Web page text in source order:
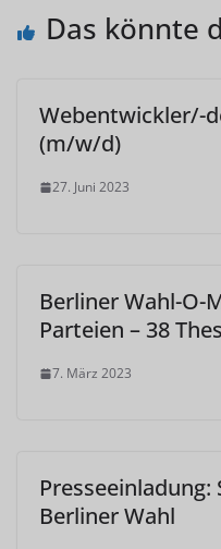
Das könnte
Webentwickler/-
(m/w/d)
27. Juni 2023
Berliner Wahl-O-
Parteien – 38
7. März 2023
Berliner Wahl